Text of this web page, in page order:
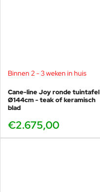
Binnen 2 - 3 weken in huis
Cane-line Joy ronde tuintafel
Ø144cm - teak of keramisch
blad
€2.675,00